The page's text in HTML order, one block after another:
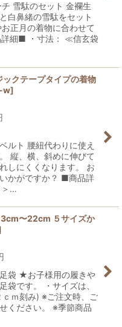
雪駄のセット 金襴生
白鼻緒の雪駄をセット
正月の着物に合わせて
細■ ・寸法： ≪信玄袋
クテープタイプの着物
w]
ト 腰紐代わりに使え
縦、横、斜めに伸びて
しにくくなります。 お
かがですか？ ■商品詳
＞…
〜22cm ５サイズか
袋 ★お子様用の履きや
袋です。 ・サイズは、
ｃｍ刻み) ※ご注文時、ご
ください。 ※季節商品